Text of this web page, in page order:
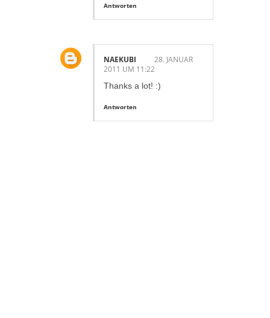
Antworten
NAEKUBI
28. JANUAR
2011 UM 11:22
Thanks a lot! :)
Antworten